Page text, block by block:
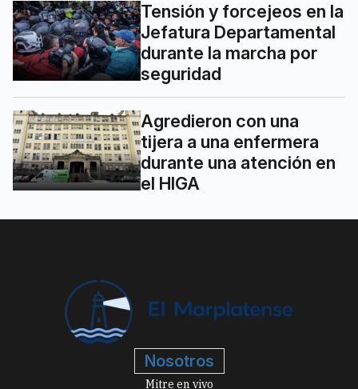
Tensión y forcejeos en la
Jefatura Departamental
durante la marcha por
seguridad
Agredieron con una
tijera a una enfermera
durante una atención en
el HIGA
Nosotros
Mitre en vivo